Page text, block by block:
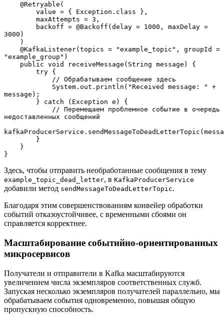
    @Retryable(
        value = { Exception.class },
        maxAttempts = 3,
3000)
    )
"example_group")
    public void receiveMessage(String message) {
        try {
            // Обрабатываем сообщение здесь
message);
        } catch (Exception e) {
недоставленных сообщений
        }
    }
}
Здесь, чтобы отправить необработанные сообщения в тему
example_topic_dead_letter, в KafkaProducerService
добавили метод sendMessageToDeadLetterTopic.
Благодаря этим совершенствованиям конвейер обработки
событий отказоустойчивее, с временными сбоями он
справляется корректнее.
Масштабирование событийно-ориентированных
микросервисов
Получатели и отправители в Kafka масштабируются
увеличением числа экземпляров соответственных служб.
Запуская несколько экземпляров получателей параллельно, мы
обрабатываем события одновременно, повышая общую
пропускную способность.